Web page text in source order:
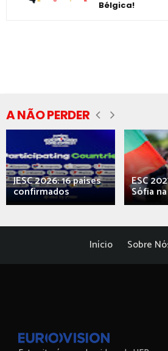
Bélgica!
A NÃO PERDER
JESC 2026: 16 países
confirmados
ESC
Sófia
Início Sobre